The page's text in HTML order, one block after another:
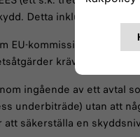
Detta inkluderar att
EU-kommissionen har
krävs; eller
ingående av ett avtal
underbiträde) utan att
säkerställa en